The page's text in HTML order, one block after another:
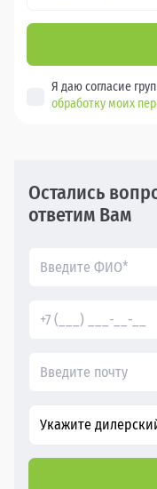
Я даю согласие
обработку моих
Остались
ответим Вам
Укажите